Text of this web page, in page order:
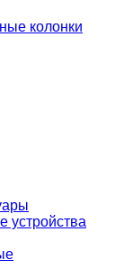
колонки
устройства